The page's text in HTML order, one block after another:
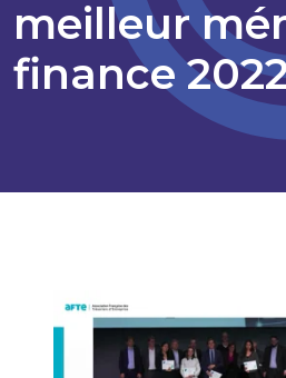
meilleur
finance